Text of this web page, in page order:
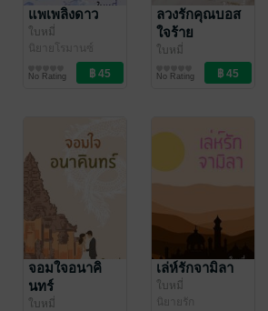
แพเพลิงดาว
ใบหมี่
นิยายโรมานซ์
No Rating
ลวงรักคุณบอส
ใจร้าย
ใบหมี่
นิยายโรมานซ์
No Rating
จอมใจอนาคิ
นทร์
ใบหมี่
เล่ห์รักจามิลา
ใบหมี่
นิยายรัก